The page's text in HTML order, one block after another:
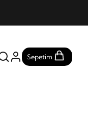
Sepetim